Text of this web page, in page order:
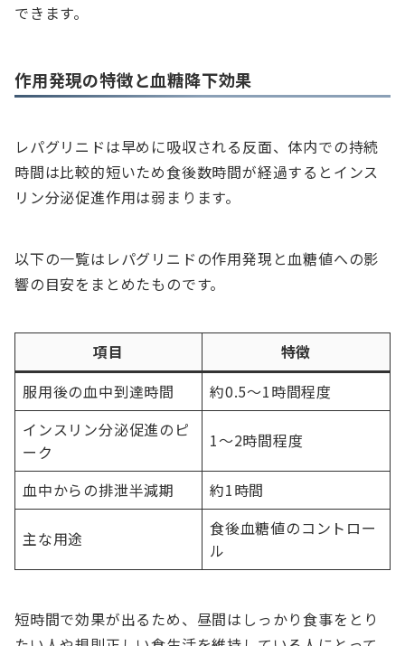
できます。
作用発現の特徴と血糖降下効果
レパグリニドは早めに吸収される反面、体内での持続
時間は比較的短いため食後数時間が経過するとインス
リン分泌促進作用は弱まります。
以下の一覧はレパグリニドの作用発現と血糖値への影
響の目安をまとめたものです。
項目
特徴
服用後の血中到達時間
約0.5～1時間程度
インスリン分泌促進のピ
ーク
1～2時間程度
血中からの排泄半減期 約1時間
主な用途
食後血糖値のコントロー
ル
短時間で効果が出るため、昼間はしっかり食事をとり